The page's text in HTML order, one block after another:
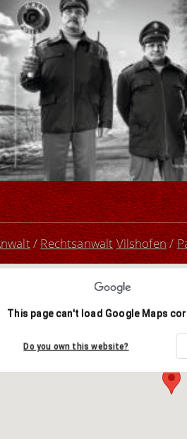
/RechtsanwaltVilshofen/
This page can't load Google Maps
Do you own this website?